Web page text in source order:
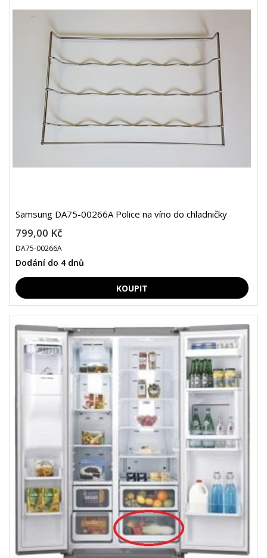
Samsung DA75-00266A Police na víno do chladničky
799,00 Kč
DA75-00266A
Dodání do 4 dnů